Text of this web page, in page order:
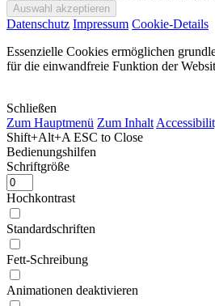
Datenschutz Impressum Cookie-Details
Essenzielle Cookies ermöglichen
für die einwandfreie Funktion der
Schließen
Zum Hauptmenü Zum Inhalt
Shift+Alt+A ESC to Close
Bedienungshilfen
Schriftgröße
Hochkontrast
Standardschriften
Fett-Schreibung
Animationen deaktivieren